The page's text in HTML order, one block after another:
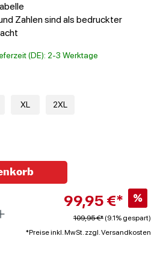
Zahlen sind als bedruckter
(DE): 2-3 Werktage
XL 2XL
99,95 €* %
109,95 €* (9.1% gespart)
*Preise inkl. MwSt. zzgl. Versandkosten